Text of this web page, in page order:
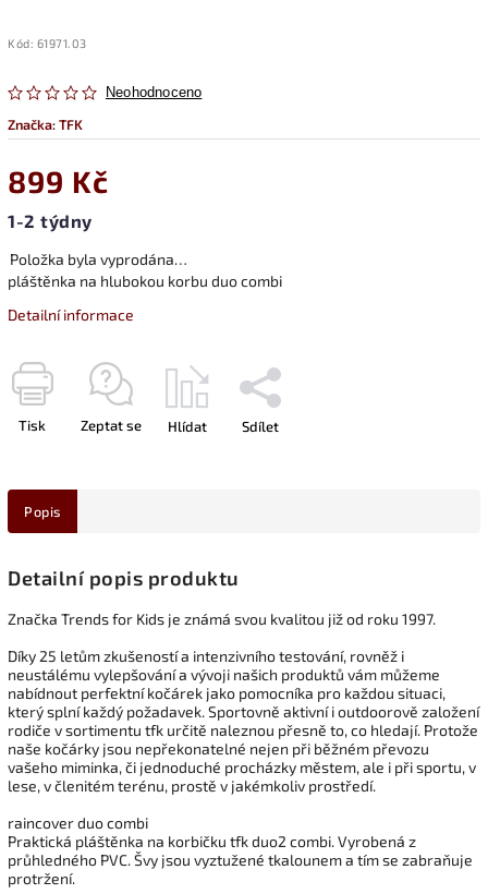
Kód: 61971.03
Neohodnoceno
Značka:TFK
899 Kč
1-2 týdny
Položka byla vyprodána…
pláštěnka na hlubokou korbu duo combi
Detailní informace
Tisk Zeptat se Hlídat Sdílet
Popis
Detailní popis produktu
Značka Trends for Kids je známá svou kvalitou již od roku 1997.
Díky 25 letům zkušeností a intenzivního testování, rovněž i
neustálému vylepšování a vývoji našich produktů vám můžeme
nabídnout perfektní kočárek jako pomocníka pro každou situaci,
který splní každý požadavek. Sportovně aktivní i outdoorově založení
rodiče v sortimentu tfk určitě naleznou přesně to, co hledají. Protože
naše kočárky jsou nepřekonatelné nejen při běžném převozu
vašeho miminka, či jednoduché procházky městem, ale i při sportu, v
lese, v členitém terénu, prostě v jakémkoliv prostředí.
raincover duo combi
Praktická pláštěnka na korbičku tfk duo2 combi. Vyrobená z
průhledného PVC. Švy jsou vyztužené tkalounem a tím se zabraňuje
protržení.